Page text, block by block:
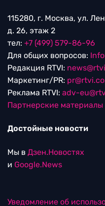
115280, г. Москва, ул.
д. 26, этаж 2
тел: +7 (499) 579-86-96
Для общих вопросов:
Редакция RTVI:
Маркетинг/PR:
Реклама RTVI: adv-
Партнерские материалы
Достойные новости
Мы в Дзен.Новостях
и Google.News
Уведомление об